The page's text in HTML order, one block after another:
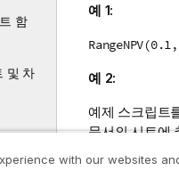
함
및 차
예 1:
예 2:
예제 스크립트
문서의 시트에
RangeTab3:
with our websites